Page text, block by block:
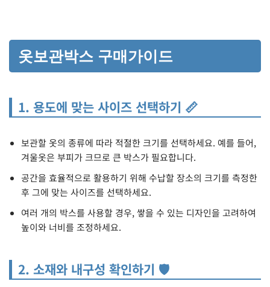
옷보관박스 구매가이드
1. 용도에 맞는 사이즈 선택하기 📏
보관할 옷의 종류에 따라 적절한 크기를 선택하세요. 예를 들어,
겨울옷은 부피가 크므로 큰 박스가 필요합니다.
공간을 효율적으로 활용하기 위해 수납할 장소의 크기를 측정한
후 그에 맞는 사이즈를 선택하세요.
여러 개의 박스를 사용할 경우, 쌓을 수 있는 디자인을 고려하여
높이와 너비를 조정하세요.
2. 소재와 내구성 확인하기 🛡️